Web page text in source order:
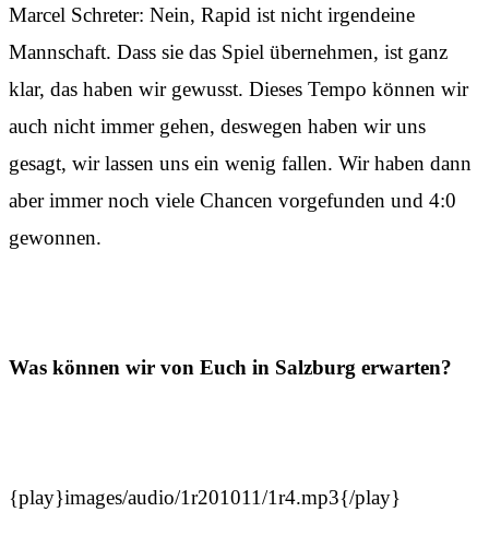
Marcel Schreter: Nein, Rapid ist nicht irgendeine
Mannschaft. Dass sie das Spiel übernehmen, ist ganz
klar, das haben wir gewusst. Dieses Tempo können wir
auch nicht immer gehen, deswegen haben wir uns
gesagt, wir lassen uns ein wenig fallen. Wir haben dann
aber immer noch viele Chancen vorgefunden und 4:0
gewonnen.
Was können wir von Euch in Salzburg erwarten?
{play}images/audio/1r201011/1r4.mp3{/play}